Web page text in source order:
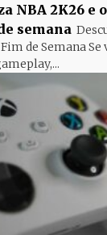
NBA 2K26 e
semana
de Semana Se